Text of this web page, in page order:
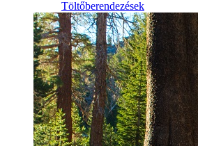
Töltőberendezések